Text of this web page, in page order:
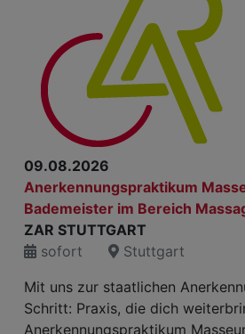
09.08.2026
Anerkennungspraktikum
Bademeister im Bereich
ZAR STUTTGART
sofort
Stuttgart
Mit uns zur staatlichen
Schritt: Praxis, die dich
Anerkennungspraktikum